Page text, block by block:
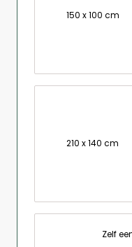
150 x 100 cm
210 x 140 cm
Zelf